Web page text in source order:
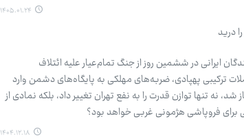
۱۴۰۵.۰۱.۲۴
درید
ایرانی در ششمین روز از جنگ تمام‌عیار علیه ائتلاف
صهیونیستی، با پرتاب موشک‌های سنگین خرمشهر ۴ و حملات ترکیبی پهپادی، ضربه‌های مهلکی به پایگاه‌های دشمن وارد
نه تنها توازن قدرت را به نفع تهران تغییر داد، بلکه نمادی از
برای فروپاشی هژمونی غربی خواهد بود؟
۱۴۰۴.۱۲.۱۸